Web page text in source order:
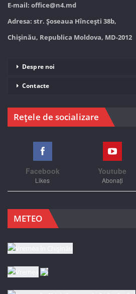
E-mail: office@n4.md
Adresa: str. Șoseaua Hînceşti 38b,
Chișinău, Republica Moldova, MD-2012
Despre noi
Contacte
Rețele de socializare
Facebook
Likes
Youtube
Abonați
METEO